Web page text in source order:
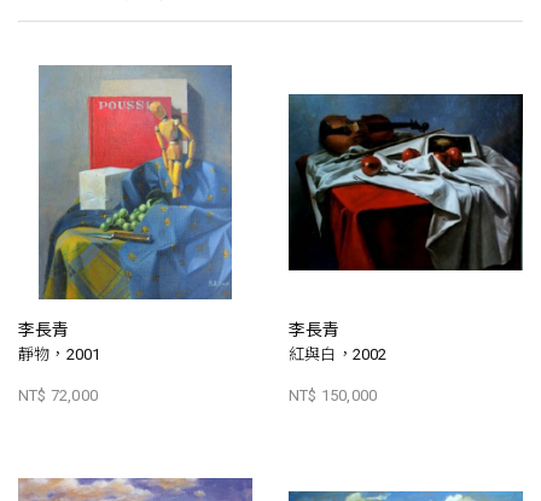
李長青
靜物，2001
NT$ 72,000
李長青
紅與白，2002
NT$ 150,000